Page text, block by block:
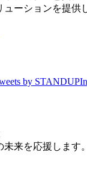
ーションを提供
by
来を応援します。